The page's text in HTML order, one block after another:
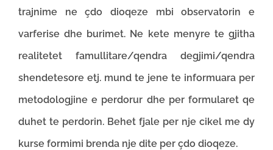
trajnime ne çdo dioqeze mbi observatorin e
varferise dhe burimet. Ne kete menyre te gjitha
realitetet famullitare/qendra degjimi/qendra
shendetesore etj. mund te jene te informuara per
metodologjine e perdorur dhe per formularet qe
duhet te perdorin. Behet fjale per nje cikel me dy
kurse formimi brenda nje dite per çdo dioqeze.